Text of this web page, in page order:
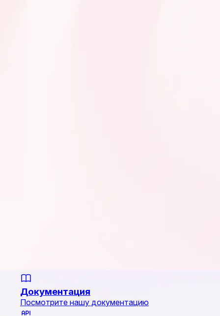
Документация
Посмотрите нашу документацию